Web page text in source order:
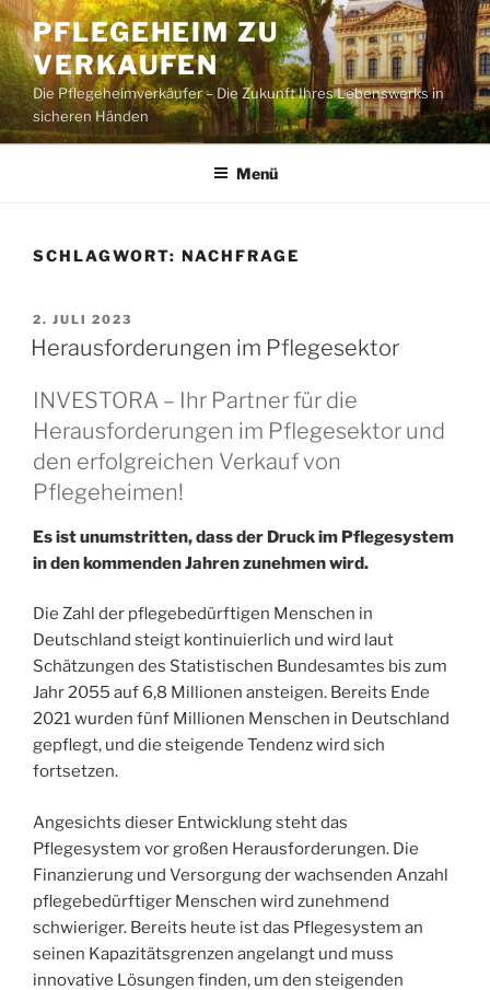
Zum
Inhalt
springen
PFLEGEHEIM ZU
VERKAUFEN
Die Pflegeheimverkäufer – Die Zukunft Ihres Lebenswerks in
sicheren Händen
Menü
SCHLAGWORT: NACHFRAGE
VERÖFFENTLICHT
AM
2. JULI 2023
Herausforderungen im Pflegesektor
INVESTORA – Ihr Partner für die
Herausforderungen im Pflegesektor und
den erfolgreichen Verkauf von
Pflegeheimen!
Es ist unumstritten, dass der Druck im Pflegesystem
in den kommenden Jahren zunehmen wird.
Die Zahl der pflegebedürftigen Menschen in
Deutschland steigt kontinuierlich und wird laut
Schätzungen des Statistischen Bundesamtes bis zum
Jahr 2055 auf 6,8 Millionen ansteigen. Bereits Ende
2021 wurden fünf Millionen Menschen in Deutschland
gepflegt, und die steigende Tendenz wird sich
fortsetzen.
Angesichts dieser Entwicklung steht das
Pflegesystem vor großen Herausforderungen. Die
Finanzierung und Versorgung der wachsenden Anzahl
pflegebedürftiger Menschen wird zunehmend
schwieriger. Bereits heute ist das Pflegesystem an
seinen Kapazitätsgrenzen angelangt und muss
innovative Lösungen finden, um den steigenden